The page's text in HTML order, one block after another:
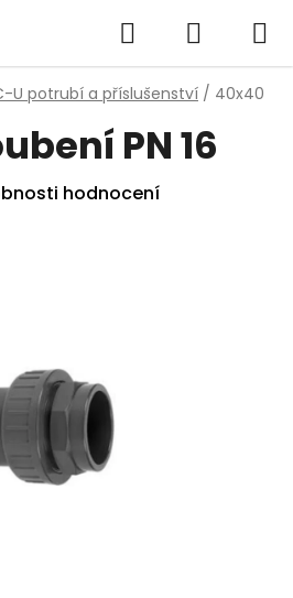
Hledat
KOŠÍK
U potrubí a příslušenství / 40x40
PN 16
hodnocení